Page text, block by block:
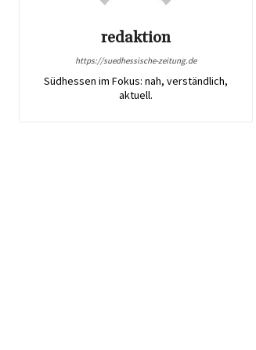
redaktion
https://suedhessische-zeitung.de
Südhessen im Fokus: nah, verständlich,
aktuell.